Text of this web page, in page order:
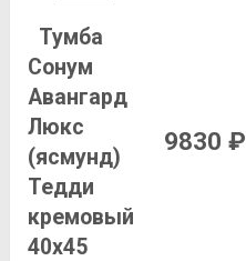
Тумба
Сонум
Авангард
Люкс
(ясмунд)
Тедди
кремовый
40х45
9830 ₽